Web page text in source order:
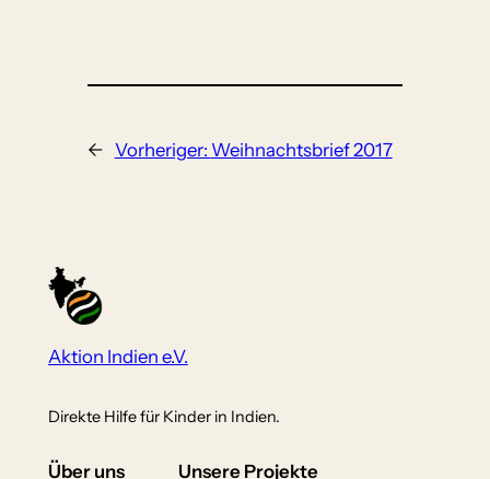
← Vorheriger: Weihnachtsbrief 2017
Aktion Indien e.V.
Direkte Hilfe für Kinder in Indien.
Über uns Unsere Projekte